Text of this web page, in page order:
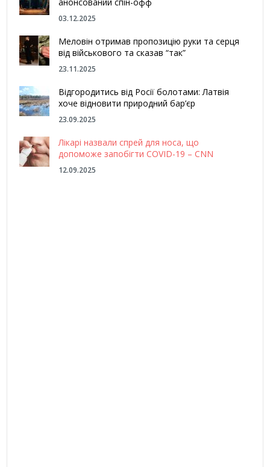
03.12.2025
Меловін отримав пропозицію руки та серця
від військового та сказав “так”
23.11.2025
Відгородитись від Росії болотами: Латвія
хоче відновити природний бар’єр
23.09.2025
Лікарі назвали спрей для носа, що
допоможе запобігти COVID-19 – CNN
12.09.2025